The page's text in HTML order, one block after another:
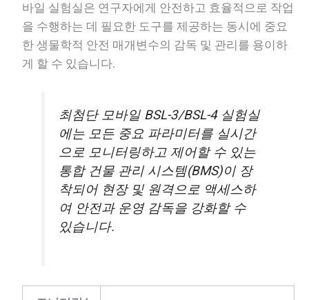
바일 실험실은 연구자에게 안전하고 효율적으로 작업
을 수행하는 데 필요한 도구를 제공하는 동시에 중요
한 생물학적 안전 매개변수의 감독 및 관리를 용이하
게 할 수 있습니다.
최첨단 모바일 BSL-3/BSL-4 실험실
에는 모든 중요 파라미터를 실시간
으로 모니터링하고 제어할 수 있는
통합 건물 관리 시스템(BMS)이 장
착되어 현장 및 원격으로 액세스하
여 안전과 운영 감독을 강화할 수
있습니다.